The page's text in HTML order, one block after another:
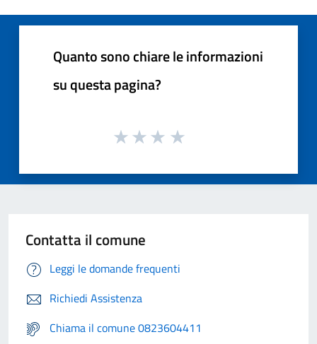
Quanto sono chiare le informazioni
su questa pagina?
Contatta il comune
Leggi le domande frequenti
Richiedi Assistenza
Chiama il comune 0823604411